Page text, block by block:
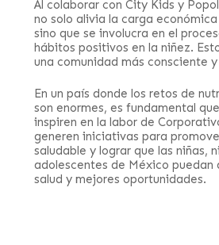
Al colaborar con City Kids y
no solo alivia la carga
sino que se involucra en el
hábitos positivos en la niñez.
una comunidad más consciente
En un país donde los retos de
son enormes, es fundamental
inspiren en la labor de
generen iniciativas para
saludable y lograr que las niñas,
adolescentes de México puedan
salud y mejores oportunidades.